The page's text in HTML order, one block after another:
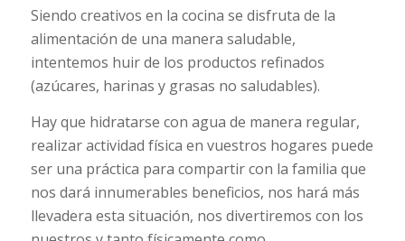
Siendo creativos en la cocina se disfruta de la
alimentación de una manera saludable,
intentemos huir de los productos refinados
(azúcares, harinas y grasas no saludables).
Hay que hidratarse con agua de manera regular,
realizar actividad física en vuestros hogares puede
ser una práctica para compartir con la familia que
nos dará innumerables beneficios, nos hará más
llevadera esta situación, nos divertiremos con los